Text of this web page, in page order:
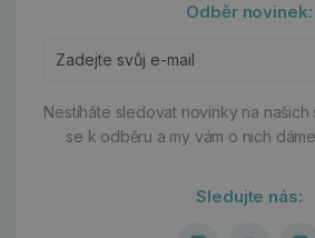
Odběr novinek:
Nestíháte sledovat novinky na našich
se k odběru a my vám o nich
Sledujte nás: